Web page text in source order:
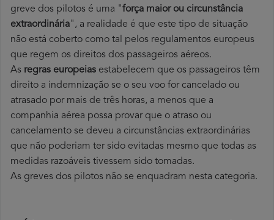
greve dos pilotos é uma "força maior ou circunstância
extraordinária", a realidade é que este tipo de situação
não está coberto como tal pelos regulamentos europeus
que regem os direitos dos passageiros aéreos.
As regras europeias estabelecem que os passageiros têm
direito a indemnização se o seu voo for cancelado ou
atrasado por mais de três horas, a menos que a
companhia aérea possa provar que o atraso ou
cancelamento se deveu a circunstâncias extraordinárias
que não poderiam ter sido evitadas mesmo que todas as
medidas razoáveis tivessem sido tomadas.
As greves dos pilotos não se enquadram nesta categoria.